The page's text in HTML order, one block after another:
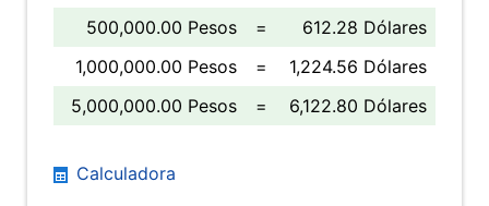
500,000.00 Pesos
=
612.28 Dólares
1,000,000.00 Pesos
=
1,224.56 Dólares
5,000,000.00 Pesos
= 6,122.80 Dólares
Calculadora